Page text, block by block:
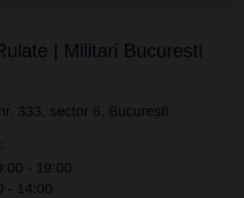
| Militari Bucuresti
333, sector 6, București
- 19:00
- 14:00